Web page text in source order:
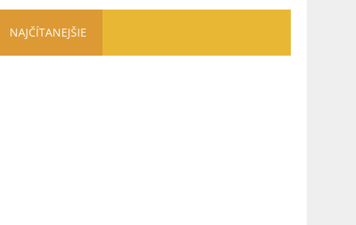
NAJČÍTANEJŠIE